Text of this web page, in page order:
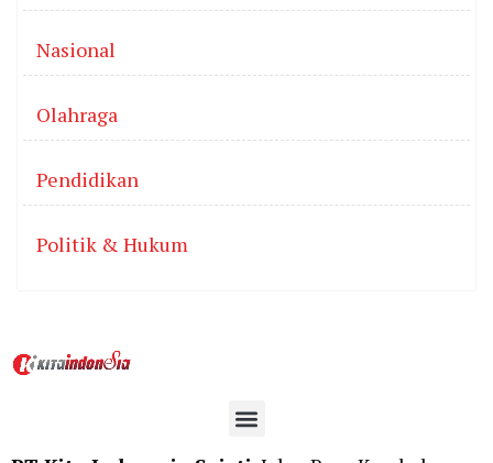
Nasional
Olahraga
Pendidikan
Politik & Hukum